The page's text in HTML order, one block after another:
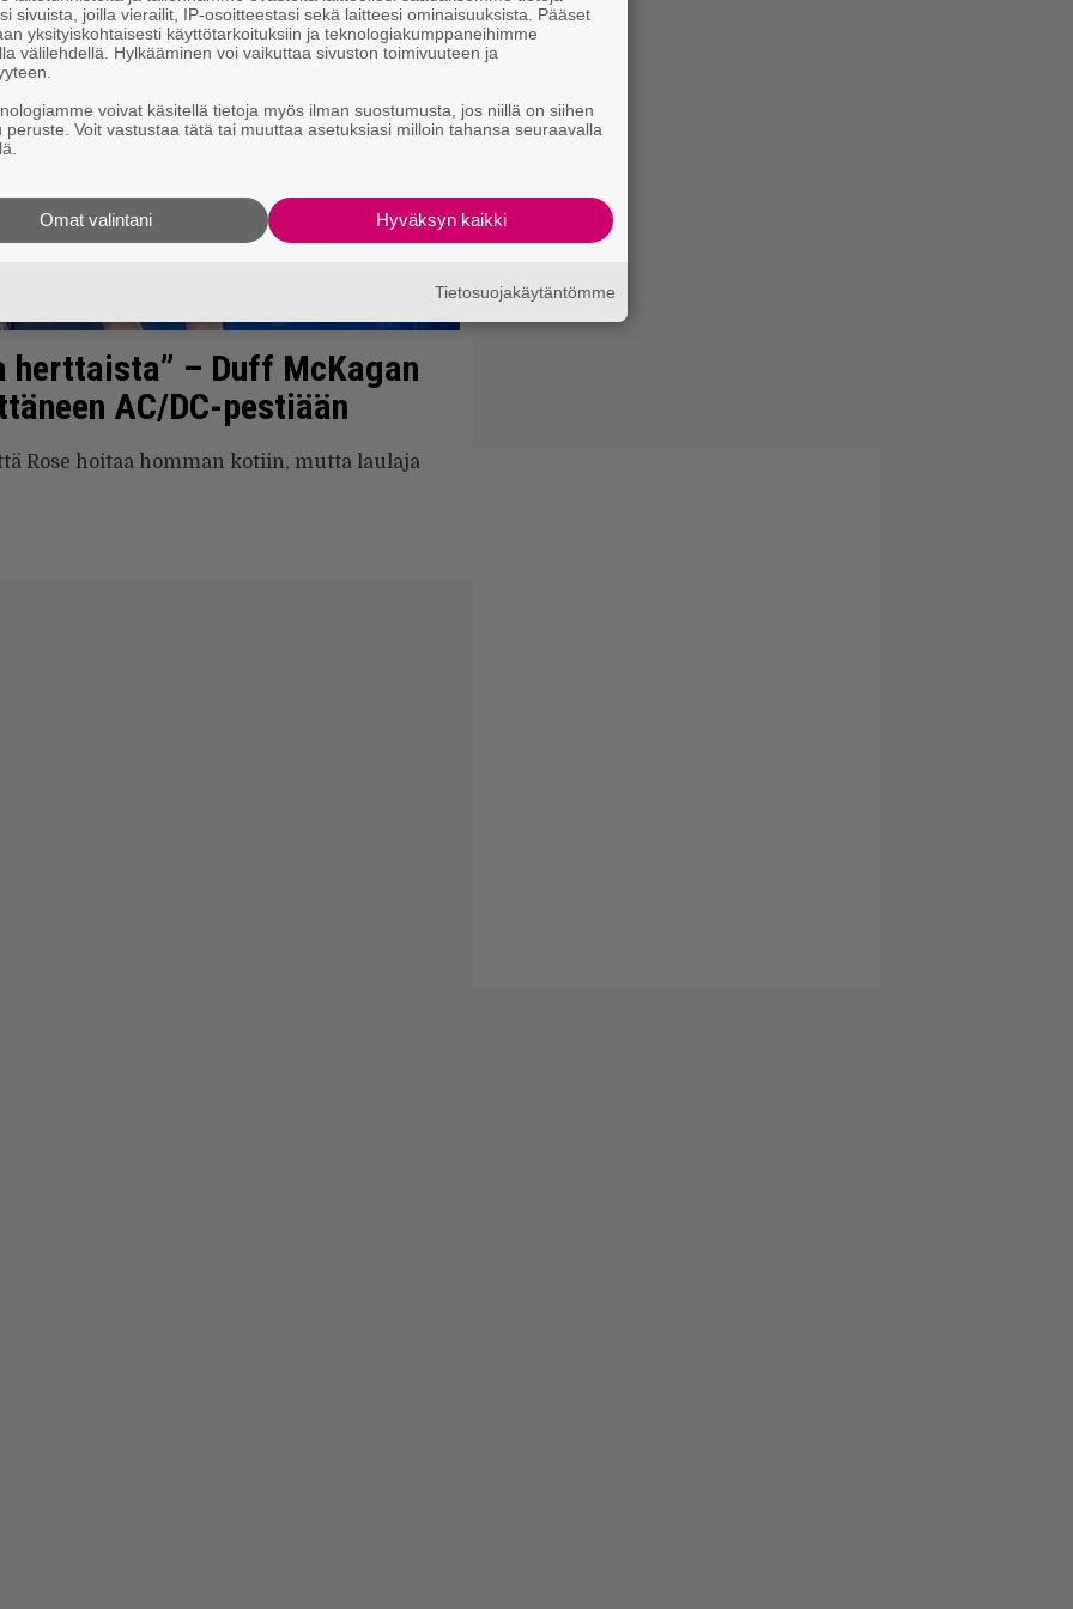
herttaista” – Duff McKagan
AC/DC-pestiään
Rose hoitaa homman kotiin, mutta laulaja
sivuista, joilla vierailit, IP-osoitteestasi sekä laitteesi ominaisuuksista. Pääset
yksityiskohtaisesti käyttötarkoituksiin ja teknologiakumppaneihimme
välilehdellä. Hylkääminen voi vaikuttaa sivuston toimivuuteen ja
voivat käsitellä tietoja myös ilman suostumusta, jos niillä on siihen
peruste. Voit vastustaa tätä tai muuttaa asetuksiasi milloin tahansa seuraavalla
Hyväksyn kaikki
Omat valintani
Tietosuojakäytäntömme